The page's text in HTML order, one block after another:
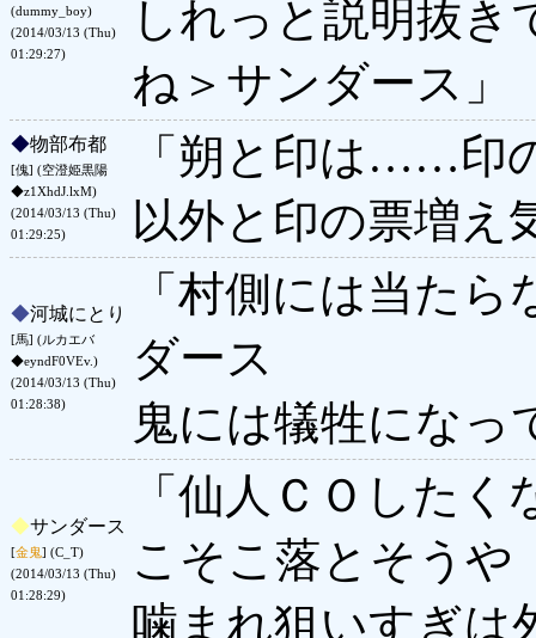
(dummy_boy)
(2014/03/13 (Thu)
01:29:27)
しれっと説明抜き
ね＞サンダース」
◆物部布都
[傀] (空澄姫黒陽
◆z1XhdJ.lxM)
(2014/03/13 (Thu)
01:29:25)
「朔と印は……印
以外と印の票増え
◆河城にとり
[馬] (ルカエバ
◆eyndF0VEv.)
(2014/03/13 (Thu)
01:28:38)
「村側には当た
ダース
鬼には犠牲になっ
◆サンダース
[金鬼] (C_T)
(2014/03/13 (Thu)
01:28:29)
「仙人ＣＯした
こそこ落とそうや
噛まれ狙いすぎは